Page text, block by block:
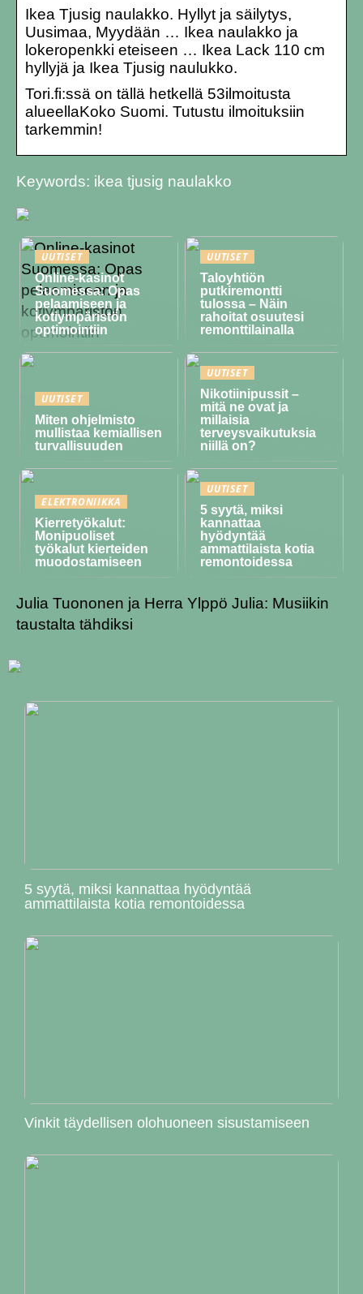
Ikea Tjusig naulakko. Hyllyt ja säilytys,
Uusimaa, Myydään … Ikea naulakko ja
lokeropenkki eteiseen … Ikea Lack 110 cm
hyllyjä ja Ikea Tjusig naulukko.
Tori.fi:ssä on tällä hetkellä 53ilmoitusta
alueellaKoko Suomi. Tutustu ilmoituksiin
tarkemmin!
Keywords: ikea tjusig naulakko
UUTISET
Online-kasinot
Suomessa: Opas
pelaamiseen ja
kotiympäristön
optimointiin
UUTISET
Taloyhtiön
putkiremontti
tulossa – Näin
rahoitat osuutesi
remonttilainalla
UUTISET
Miten ohjelmisto
mullistaa kemiallisen
turvallisuuden
UUTISET
Nikotiinipussit –
mitä ne ovat ja
millaisia
terveysvaikutuksia
niillä on?
ELEKTRONIIKKA
Kierretyökalut:
Monipuoliset
työkalut kierteiden
muodostamiseen
UUTISET
5 syytä, miksi
kannattaa
hyödyntää
ammattilaista kotia
remontoidessa
Julia Tuononen ja Herra Ylppö Julia: Musiikin
taustalta tähdiksi
5 syytä, miksi kannattaa hyödyntää
ammattilaista kotia remontoidessa
Vinkit täydellisen olohuoneen sisustamiseen